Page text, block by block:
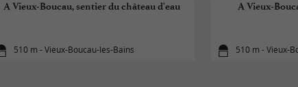
A Vieux-Boucau, sentier du château d'eau
510 m - Vieux-Boucau-les-Bains
A Vieux-
510 m - Vieux-